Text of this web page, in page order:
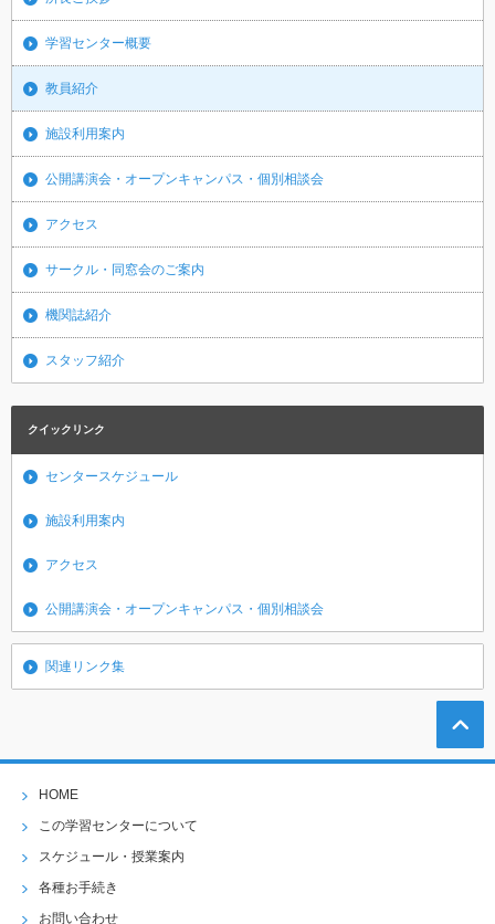
学習センター概要
教員紹介
施設利用案内
公開講演会・オープンキャンパス・個別相談会
アクセス
サークル・同窓会のご案内
機関誌紹介
スタッフ紹介
クイックリンク
センタースケジュール
施設利用案内
アクセス
公開講演会・オープンキャンパス・個別相談会
関連リンク集
HOME
この学習センターについて
スケジュール・授業案内
各種お手続き
お問い合わせ